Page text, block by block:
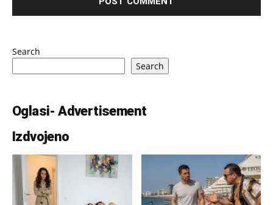
Search
Search
Oglasi- Advertisement
Izdvojeno